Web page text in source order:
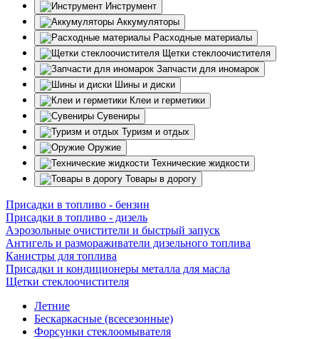
Инструмент
Аккумуляторы
Расходные материалы
Щетки стеклоочистителя
Запчасти для иномарок
Шины и диски
Клеи и герметики
Сувениры
Туризм и отдых
Оружие
Технические жидкости
Товары в дорогу
Присадки в топливо - бензин
Присадки в топливо - дизель
Аэрозольные очистители и быстрый запуск
Антигель и размораживатели дизельного топлива
Канистры для топлива
Присадки и кондиционеры металла для масла
Щетки стеклоочистителя
Летние
Бескаркасные (всесезонные)
Форсунки стеклоомывателя